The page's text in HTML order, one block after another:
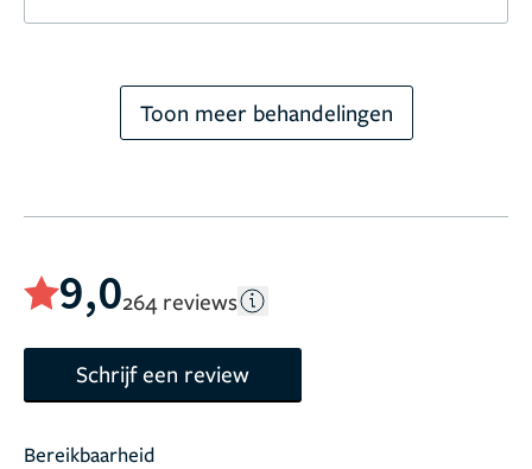
Toon meer behandelingen
9,0264 reviews
Schrijf een review
Bereikbaarheid